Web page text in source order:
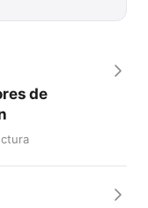
de